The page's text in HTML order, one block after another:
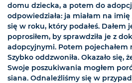
domu dziecka, a potem do
odpowiedziała: ja miałam na
się w roku, który podałeś. Dałem
poprosiłem, by sprawdziła je z
adopcyjnymi. Potem pojechałem
Szybko oddzwoniła. Okazało się,
Swoje poszukiwania mogłem
siana. Odnaleźliśmy się w